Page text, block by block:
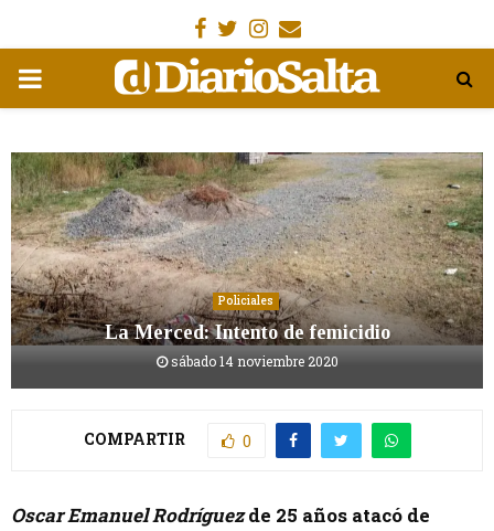
Facebook
Gorjeo
Instagram
Email
MENÚ
Policiales
La Merced: Intento de femicidio
sábado 14 noviembre 2020
COMPARTIR 0
Oscar Emanuel Rodríguezde 25 años atacó de